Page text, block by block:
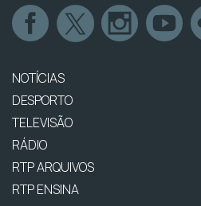
NOTÍCIAS
DESPORTO
TELEVISÃO
RÁDIO
RTP ARQUIVOS
RTP ENSINA